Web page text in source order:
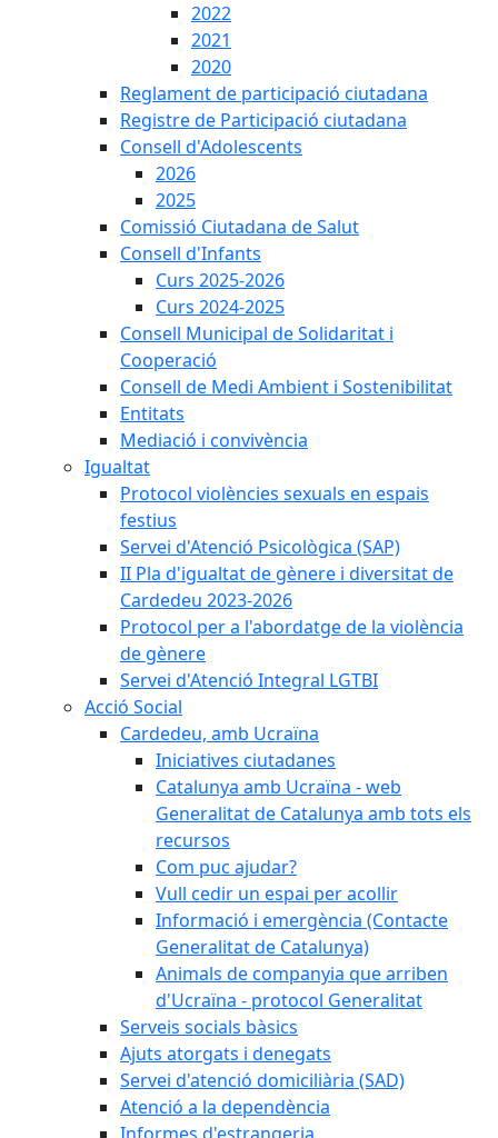
2022
2021
2020
Reglament de participació ciutadana
Registre de Participació ciutadana
Consell d'Adolescents
2026
2025
Comissió Ciutadana de Salut
Consell d'Infants
Curs 2025-2026
Curs 2024-2025
Consell Municipal de Solidaritat i
Cooperació
Consell de Medi Ambient i Sostenibilitat
Entitats
Mediació i convivència
Igualtat
Protocol violències sexuals en espais
festius
Servei d'Atenció Psicològica (SAP)
II Pla d'igualtat de gènere i diversitat de
Cardedeu 2023-2026
Protocol per a l'abordatge de la violència
de gènere
Servei d'Atenció Integral LGTBI
Acció Social
Cardedeu, amb Ucraïna
Iniciatives ciutadanes
Catalunya amb Ucraïna - web
Generalitat de Catalunya amb tots els
recursos
Com puc ajudar?
Vull cedir un espai per acollir
Informació i emergència (Contacte
Generalitat de Catalunya)
Animals de companyia que arriben
d'Ucraïna - protocol Generalitat
Serveis socials bàsics
Ajuts atorgats i denegats
Servei d'atenció domiciliària (SAD)
Atenció a la dependència